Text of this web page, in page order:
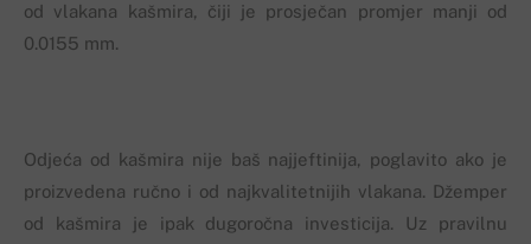
od vlakana kašmira, čiji je prosječan promjer manji od
0.0155 mm.
Odjeća od kašmira nije baš najjeftinija, poglavito ako je
proizvedena ručno i od najkvalitetnijih vlakana. Džemper
od kašmira je ipak dugoročna investicija. Uz pravilnu